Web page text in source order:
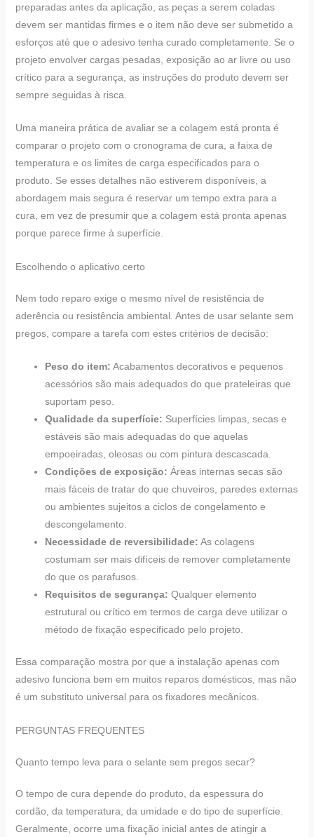
preparadas antes da aplicação, as peças a serem coladas
devem ser mantidas firmes e o item não deve ser submetido a
esforços até que o adesivo tenha curado completamente. Se o
projeto envolver cargas pesadas, exposição ao ar livre ou uso
crítico para a segurança, as instruções do produto devem ser
sempre seguidas à risca.
Uma maneira prática de avaliar se a colagem está pronta é
comparar o projeto com o cronograma de cura, a faixa de
temperatura e os limites de carga especificados para o
produto. Se esses detalhes não estiverem disponíveis, a
abordagem mais segura é reservar um tempo extra para a
cura, em vez de presumir que a colagem está pronta apenas
porque parece firme à superfície.
Escolhendo o aplicativo certo
Nem todo reparo exige o mesmo nível de resistência de
aderência ou resistência ambiental. Antes de usar selante sem
pregos, compare a tarefa com estes critérios de decisão:
Peso do item: Acabamentos decorativos e pequenos
acessórios são mais adequados do que prateleiras que
suportam peso.
Qualidade da superfície: Superfícies limpas, secas e
estáveis são mais adequadas do que aquelas
empoeiradas, oleosas ou com pintura descascada.
Condições de exposição: Áreas internas secas são
mais fáceis de tratar do que chuveiros, paredes externas
ou ambientes sujeitos a ciclos de congelamento e
descongelamento.
Necessidade de reversibilidade: As colagens
costumam ser mais difíceis de remover completamente
do que os parafusos.
Requisitos de segurança: Qualquer elemento
estrutural ou crítico em termos de carga deve utilizar o
método de fixação especificado pelo projeto.
Essa comparação mostra por que a instalação apenas com
adesivo funciona bem em muitos reparos domésticos, mas não
é um substituto universal para os fixadores mecânicos.
PERGUNTAS FREQUENTES
Quanto tempo leva para o selante sem pregos secar?
O tempo de cura depende do produto, da espessura do
cordão, da temperatura, da umidade e do tipo de superfície.
Geralmente, ocorre uma fixação inicial antes de atingir a